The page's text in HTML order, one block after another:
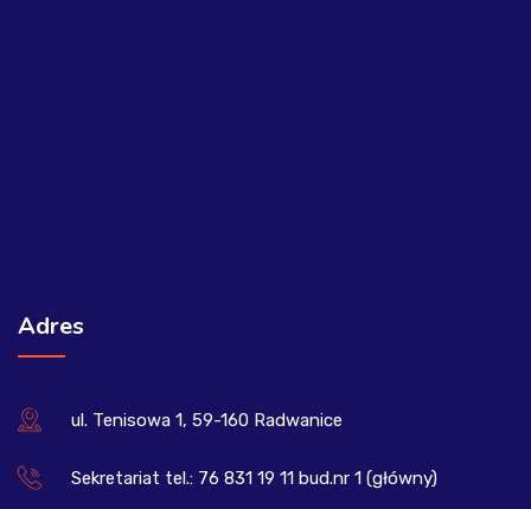
Adres
ul. Tenisowa 1, 59-160 Radwanice
Sekretariat tel.: 76 831 19 11 bud.nr 1 (główny)